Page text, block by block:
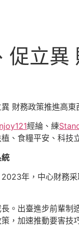
促立異
財務政策推進高東
經綸、練
、食糧平安、科技
年，中心財務
。出臺進步前輩制
，加速推動要害技